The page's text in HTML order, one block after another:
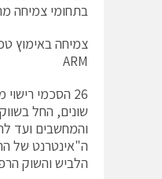
בתחומי צמיחה
צמיחה באימוץ
ARM
26 הסכמי
שונים, החל
והמחשבים ועד
ה"אינטרנט של
הלביש והשוק